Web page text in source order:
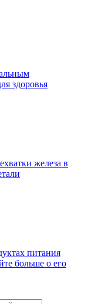
здоровья
железа в
питания
больше о его